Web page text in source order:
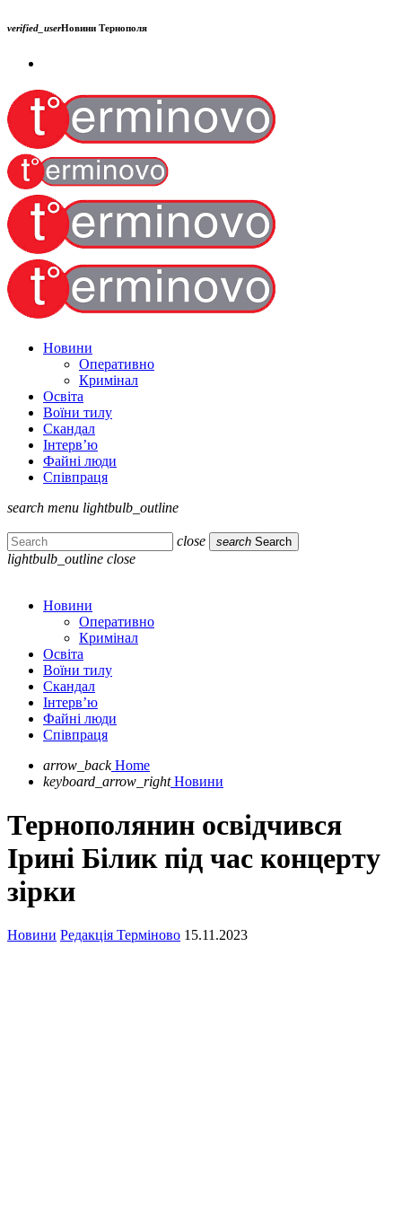
verified_userНовини Тернополя
Новини
Оперативно
Кримінал
Освіта
Воїни тилу
Скандал
Інтерв’ю
Файні люди
Співпраця
search menu lightbulb_outline
close search Search
lightbulb_outline close
Новини
Оперативно
Кримінал
Освіта
Воїни тилу
Скандал
Інтерв’ю
Файні люди
Співпраця
arrow_back Home
keyboard_arrow_right Новини
Тернополянин освідчився
Ірині Білик під час концерту
зірки
Новини Редакція Терміново 15.11.2023